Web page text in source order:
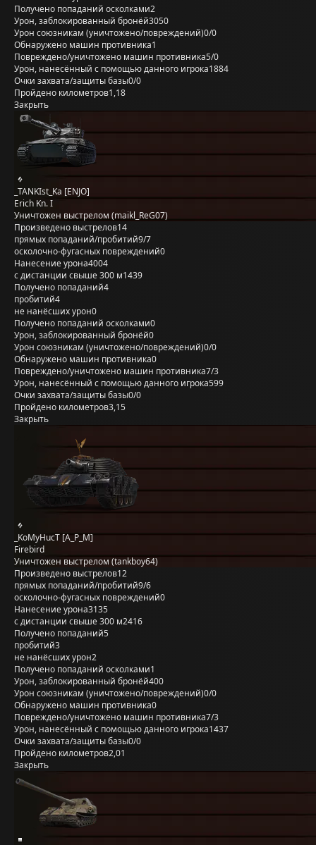
Получено попаданий осколками2
Урон, заблокированный бронёй3050
Урон союзникам (уничтожено/повреждений)0/0
Обнаружено машин противника1
Повреждено/уничтожено машин противника5/0
Урон, нанесённый с помощью данного игрока1884
Очки захвата/защиты базы0/0
Пройдено километров1,18
Закрыть
_TANKIst_Ka [ENJO]
Erich Kn. I
Уничтожен выстрелом (maikl_ReG07)
Произведено выстрелов14
прямых попаданий/пробитий9/7
осколочно-фугасных повреждений0
Нанесение урона4004
с дистанции свыше 300 м1439
Получено попаданий4
пробитий4
не нанёсших урон0
Получено попаданий осколками0
Урон, заблокированный бронёй0
Урон союзникам (уничтожено/повреждений)0/0
Обнаружено машин противника0
Повреждено/уничтожено машин противника7/3
Урон, нанесённый с помощью данного игрока599
Очки захвата/защиты базы0/0
Пройдено километров3,15
Закрыть
_KoMyHucT [A_P_M]
Firebird
Уничтожен выстрелом (tankboy64)
Произведено выстрелов12
прямых попаданий/пробитий9/6
осколочно-фугасных повреждений0
Нанесение урона3135
с дистанции свыше 300 м2416
Получено попаданий5
пробитий3
не нанёсших урон2
Получено попаданий осколками1
Урон, заблокированный бронёй400
Урон союзникам (уничтожено/повреждений)0/0
Обнаружено машин противника0
Повреждено/уничтожено машин противника7/3
Урон, нанесённый с помощью данного игрока1437
Очки захвата/защиты базы0/0
Пройдено километров2,01
Закрыть